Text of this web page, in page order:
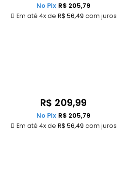
Em até 4x de R$ 56,49 com juros
No Pix R$ 205,79
R$ 209,99
Em até 4x de R$ 56,49 com juros
No Pix R$ 205,79